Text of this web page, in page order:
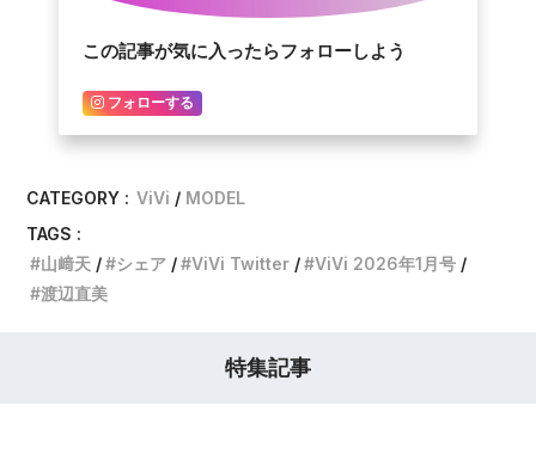
この記事が気に入ったらフォローしよう
フォローする
CATEGORY : ViVi
MODEL
TAGS :
山﨑天
シェア ViVi Twitter
ViVi 2026年1月号
渡辺直美
特集記事